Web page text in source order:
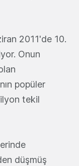
2011'de 10.
Onun
popüler
tekil
düşmüş